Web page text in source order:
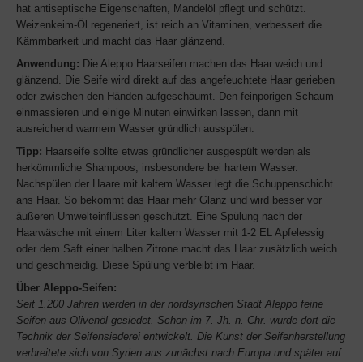
hat antiseptische Eigenschaften, Mandelöl pflegt und schützt.
Weizenkeim-Öl regeneriert, ist reich an Vitaminen, verbessert die
Kämmbarkeit und macht das Haar glänzend.
Anwendung: Die Aleppo Haarseifen machen das Haar weich und
glänzend. Die Seife wird direkt auf das angefeuchtete Haar gerieben
oder zwischen den Händen aufgeschäumt. Den feinporigen Schaum
einmassieren und einige Minuten einwirken lassen, dann mit
ausreichend warmem Wasser gründlich ausspülen.
Tipp: Haarseife sollte etwas gründlicher ausgespült werden als
herkömmliche Shampoos, insbesondere bei hartem Wasser.
Nachspülen der Haare mit kaltem Wasser legt die Schuppenschicht
ans Haar. So bekommt das Haar mehr Glanz und wird besser vor
äußeren Umwelteinflüssen geschützt. Eine Spülung nach der
Haarwäsche mit einem Liter kaltem Wasser mit 1-2 EL Apfelessig
oder dem Saft einer halben Zitrone macht das Haar zusätzlich weich
und geschmeidig. Diese Spülung verbleibt im Haar.
Über Aleppo-Seifen:
Seit 1.200 Jahren werden in der nordsyrischen Stadt Aleppo feine
Seifen aus Olivenöl gesiedet. Schon im 7. Jh. n. Chr. wurde dort die
Technik der Seifensiederei entwickelt. Die Kunst der Seifenherstellung
verbreitete sich von Syrien aus zunächst nach Europa und später auf